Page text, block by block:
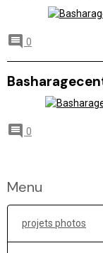
0
0
Menu
projets photos